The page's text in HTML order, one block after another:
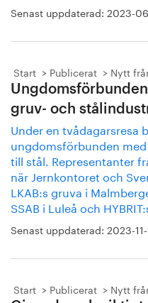
Senast uppdaterad: 2023-
Start Publicerat Nytt
gruv- och
Under en tvådagarsresa
ungdomsförbunden
till stål. Representanter
när Jernkontoret och
LKAB:s gruva i
SSAB i Luleå och
Senast uppdaterad: 2023-
Start Publicerat Nytt